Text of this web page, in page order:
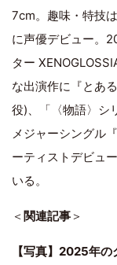
7cm。趣味・特技
に声優デビュー。
ター
な出演作に『とあ
役)、「〈物語〉シ
メジャーシングル
ーティストデビュ
いる。
＜関連記事＞
【写真】2025年